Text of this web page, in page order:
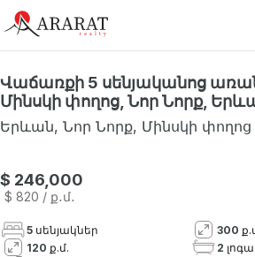
Վաճառքի 5 սենյականոց
Մինսկի փողոց, Նոր Նորք,
Երևան, Նոր Նորք, Մինսկի փողոց
$ 246,000
$ 820 / ք․մ․
5 սենյակներ 300
120 ք.մ. 2